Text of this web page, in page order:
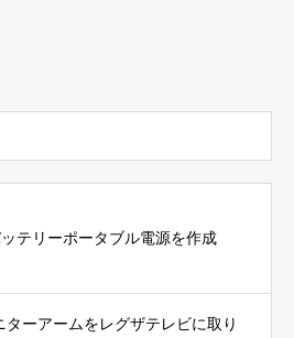
テリーポータブル電源を作成
ターアームをレグザテレビに取り